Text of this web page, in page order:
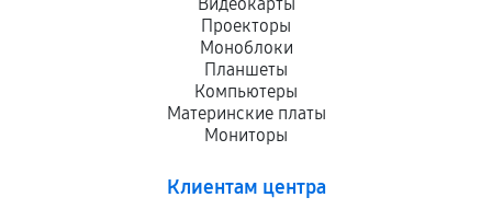
Проекторы
Моноблоки
Планшеты
Компьютеры
Материнские платы
Мониторы
Клиентам центра